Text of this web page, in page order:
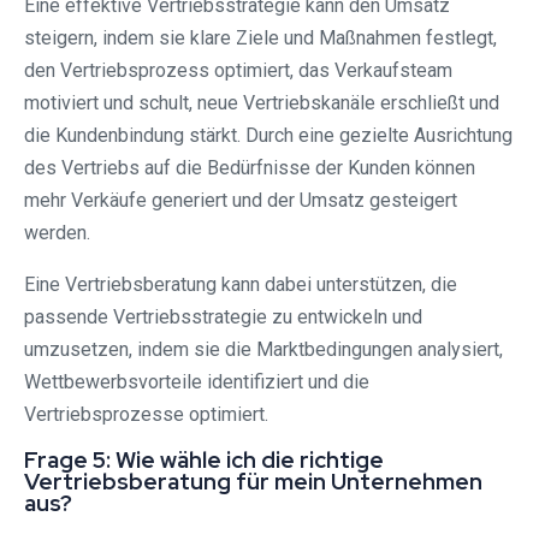
Eine effektive Vertriebsstrategie kann den Umsatz
steigern, indem sie klare Ziele und Maßnahmen festlegt,
den Vertriebsprozess optimiert, das Verkaufsteam
motiviert und schult, neue Vertriebskanäle erschließt und
die Kundenbindung stärkt. Durch eine gezielte Ausrichtung
des Vertriebs auf die Bedürfnisse der Kunden können
mehr Verkäufe generiert und der Umsatz gesteigert
werden.
Eine Vertriebsberatung kann dabei unterstützen, die
passende Vertriebsstrategie zu entwickeln und
umzusetzen, indem sie die Marktbedingungen analysiert,
Wettbewerbsvorteile identifiziert und die
Vertriebsprozesse optimiert.
Frage 5: Wie wähle ich die richtige
Vertriebsberatung für mein Unternehmen
aus?